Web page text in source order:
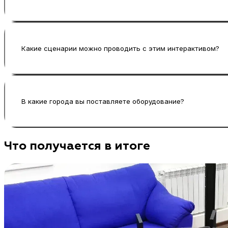
зависят от задачи, сроков и уровня кастомизации.
Какие сценарии можно проводить с этим интерактивом?
подбирается под поток гостей и формат
В какие города вы поставляете оборудование?
под конкретный проект.
Что получается в итоге